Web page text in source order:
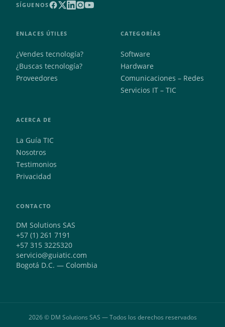
SÍGUENOS
ENLACES ÚTILES
¿Vendes tecnología?
¿Buscas tecnología?
Proveedores
CATEGORÍAS
Software
Hardware
Comunicaciones – Redes
Servicios IT – TIC
ACERCA DE
La Guía TIC
Nosotros
Testimonios
Privacidad
CONTACTO
DM Solutions SAS
+57 (1) 261 7191
+57 315 3225320
servicio@guiatic.com
Bogotá D.C. — Colombia
2026 © DM Solutions SAS — Todos los derechos reservados